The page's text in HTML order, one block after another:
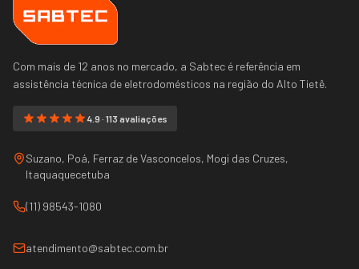
Com mais de 12 anos no mercado, a Sabtec é referência em
assistência técnica de eletrodomésticos na região do Alto Tietê.
4.9 · 113 avaliações
Suzano, Poá, Ferraz de Vasconcelos, Mogi das Cruzes,
Itaquaquecetuba
(11) 98543-1080
atendimento@sabtec.com.br